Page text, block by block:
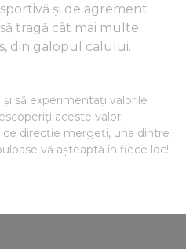
și de agrement
tragă cât mai multe
din galopul calului.
să experimentați valorile
aceste valori
direcție mergeți, una dintre
vă așteaptă în fiece loc!